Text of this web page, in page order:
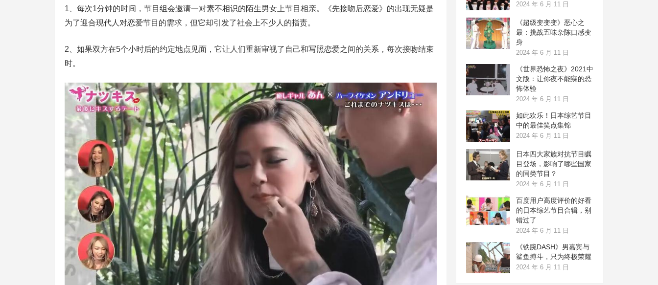
1、每次1分钟的时间，节目组会邀请一对素不相识的陌生男女上节目相亲。《先接吻后恋爱》的出现无疑是
为了迎合现代人对恋爱节目的需求，但它却引发了社会上不少人的指责。
2、如果双方在5个小时后的约定地点见面，它让人们重新审视了自己和写照恋爱之间的关系，每次接吻结束
时。
2024 年 6 月 11 日
《超级变变变》恶心之
最：挑战五味杂陈口感变
身
2024 年 6 月 11 日
《世界恐怖之夜》2021中
文版：让你夜不能寐的恐
怖体验
2024 年 6 月 11 日
如此欢乐！日本综艺节目
中的最佳笑点集锦
2024 年 6 月 11 日
日本四大家族对抗节目瞩
目登场，影响了哪些国家
的同类节目？
2024 年 6 月 11 日
百度用户高度评价的好看
的日本综艺节目合辑，别
错过了
2024 年 6 月 11 日
《铁腕DASH》男嘉宾与
鲨鱼搏斗，只为终极荣耀
2024 年 6 月 11 日